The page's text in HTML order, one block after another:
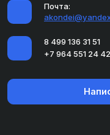
Почта:
8 499 136 31 51
+7 964 551 24 42